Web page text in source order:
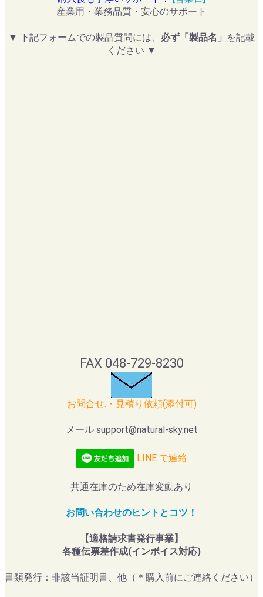
産業用・業務品質・安心のサポート
▼ 下記フォームでの製品質問には、 必ず「製品名」 を記載
ください ▼
FAX 048-729-8230
お問合せ.・見積り依頼(添付可)
メール support@natural-sky.net
LINE で連絡
共通在庫のため在庫変動あり
お問い合わせのヒントとコツ！
【適格請求書発行事業】
各種伝票差作成(インボイス対応)
書類発行：非該当証明書、他（＊購入前にご連絡ください）